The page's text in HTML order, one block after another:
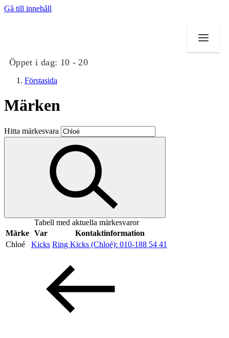
Gå till innehåll
Öppet i dag: 10 - 20
Butiker
Mat och dryck
Evenemang
Erbjudanden
Inspiration
Förstasida
Märken
Hitta märkesvara
Tabell med aktuella märkesvaror
Märke Var
Kontaktinformation
Chloé
Kicks Ring Kicks (Chloé): 010-188 54 41